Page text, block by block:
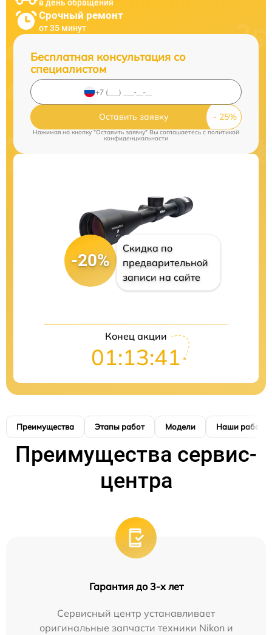
в день обращения
Срочный ремонт
от 35 минут
Бесплатная консультация со
специалистом
Оставить заявку
Нажимая на кнопку "Оставить заявку" Вы соглашаетесь cполитикой
конфиденциальности
-20%
Скидка по
предварительной
записи на сайте
Конец акции
01:13:41
Преимущества Этапы работ Модели Наши работы
Преимущества сервис-
центра
Гарантия до 3-х лет
Сервисный центр устанавливает
оригинальные запчасти техники Nikon и